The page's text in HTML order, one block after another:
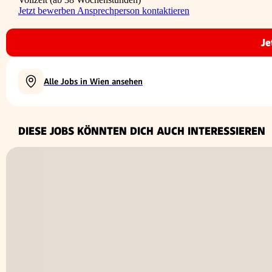
Jetzt bewerbenAnsprechperson kontaktieren
Alle Jobs in Wien ansehen
DIESE JOBS KÖNNTEN DICH AUCH INTERESSIEREN